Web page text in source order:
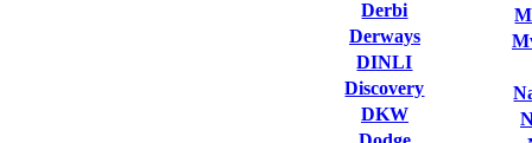
Derbi
Derways
DINLI
Discovery
DKW